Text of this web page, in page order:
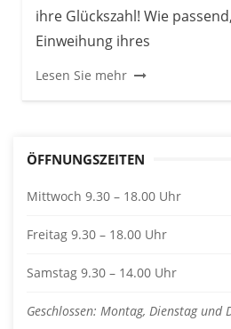
ihre Glückszahl! Wie
Einweihung ihres
Lesen Sie mehr
ÖFFNUNGSZEITEN
Mittwoch 9.30 – 18.00 Uhr
Freitag 9.30 – 18.00 Uhr
Samstag 9.30 – 14.00 Uhr
Geschlossen: Montag, Dienstag und